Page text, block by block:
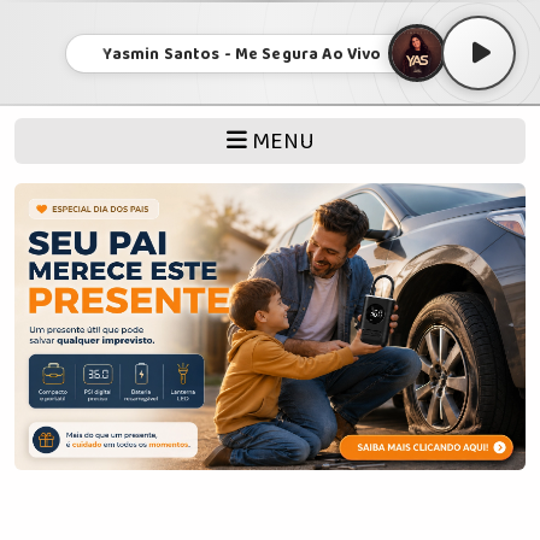
Yasmin Santos - Me Segura Ao Vivo
MENU